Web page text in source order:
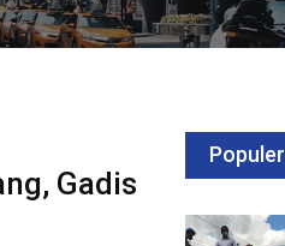
Gadis
Populer